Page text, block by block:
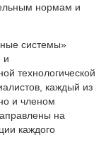
нормам и
системы»
и
технологической
каждый из
и членом
на
каждого